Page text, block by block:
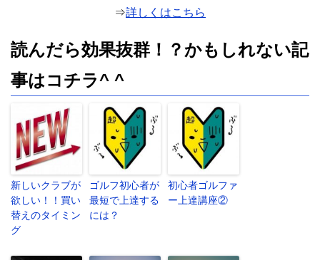
⇒詳しくはこちら
読んだら効果抜群！？かもしれない記
事はコチラ^ ^
新しいクラブが
欲しい！！買い
替えのタイミン
グ
ゴルフ初心者が
最短で上達する
には？
初心者ゴルファ
ー上達講座②